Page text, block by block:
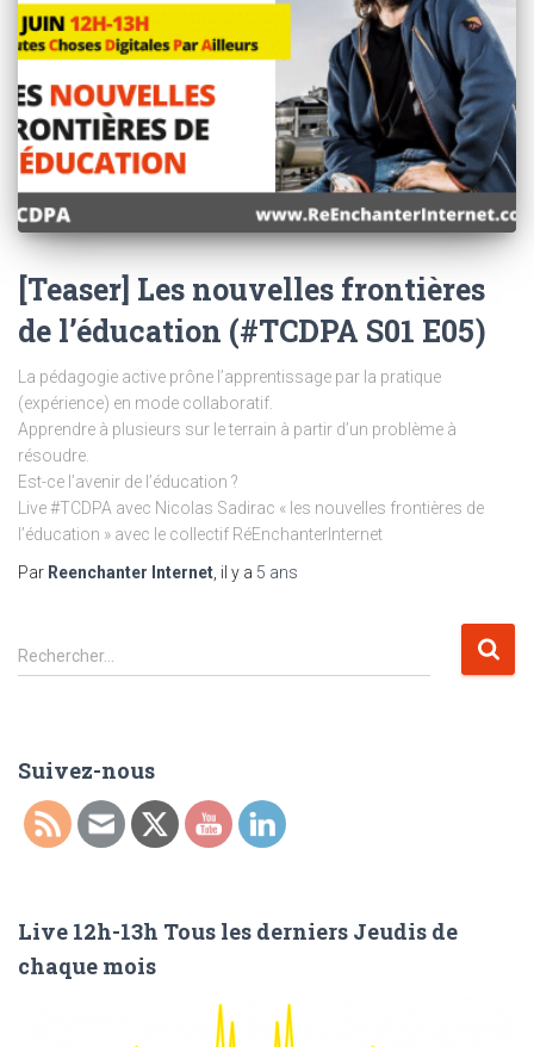
[Teaser] Les nouvelles frontières
de l’éducation (#TCDPA S01 E05)
La pédagogie active prône l’apprentissage par la pratique
(expérience) en mode collaboratif.
Apprendre à plusieurs sur le terrain à partir d’un problème à
résoudre.
Est-ce l’avenir de l’éducation ?
Live #TCDPA avec Nicolas Sadirac « les nouvelles frontières de
l’éducation » avec le collectif RéEnchanterInternet
Par Reenchanter Internet, il y a 5 ans
R
e
r
h
:
Rechercher…
Suivez-nous
Live 12h-13h Tous les derniers Jeudis de
chaque mois